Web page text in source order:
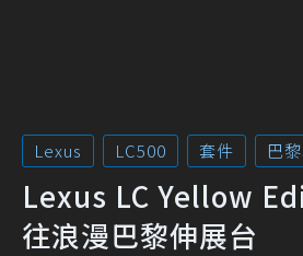
Lexus LC500 套件 巴
Lexus LC Yellow
往浪漫巴黎伸展台